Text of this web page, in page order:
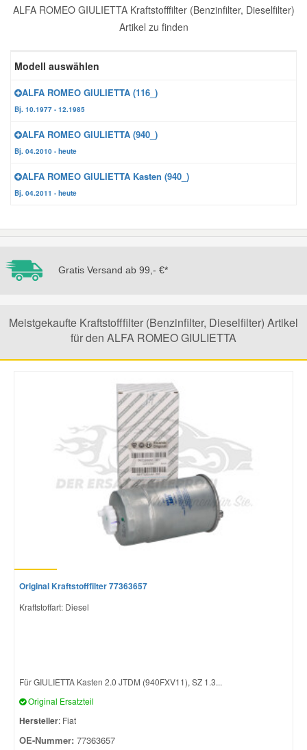
ALFA ROMEO GIULIETTA Kraftstofffilter (Benzinfilter, Dieselfilter)
Artikel zu finden
Modell auswählen
ALFA ROMEO GIULIETTA (116_)
Bj. 10.1977 - 12.1985
ALFA ROMEO GIULIETTA (940_)
Bj. 04.2010 - heute
ALFA ROMEO GIULIETTA Kasten (940_)
Bj. 04.2011 - heute
Gratis Versand ab 99,- €*
Meistgekaufte Kraftstofffilter (Benzinfilter, Dieselfilter) Artikel
für den ALFA ROMEO GIULIETTA
Original Kraftstofffilter 77363657
Kraftstoffart: Diesel
Für GIULIETTA Kasten 2.0 JTDM (940FXV11), SZ 1.3...
Original Ersatzteil
Hersteller: Fiat
OE-Nummer: 77363657
Scheibenreinigung
Zündanlage und Glühanlage
Reparatur-Zubehör
Karosserie Werkzeug
Schlüsselgehäuse
Werkstattbedarf
Winter-Autozubehör
Daewoo Ersatzteile
Daihatsu Ersatzteile
Honda Ersatzteile
Hyundai Ersatzteile
Kia Ersatzteile
Mazda Ersatzteile
Mitsubishi Ersatzteile
Nissan Ersatzteile
Porsche Ersatzteile
Seat Ersatzteile
Skoda Ersatzteile
Suzuki Ersatzteile